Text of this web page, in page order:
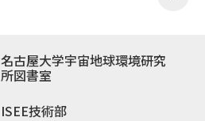
名古屋大学宇宙地球環境研究
所図書室
ISEE技術部